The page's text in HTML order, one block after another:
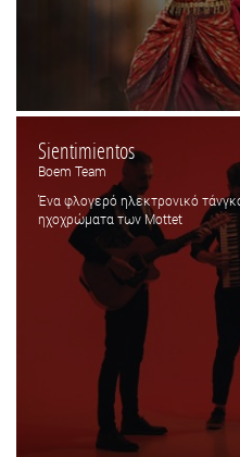
Sientimientos
Boem Team
Ένα φλογερό ηλεκτρονικό
ηχοχρώματα των Mottet